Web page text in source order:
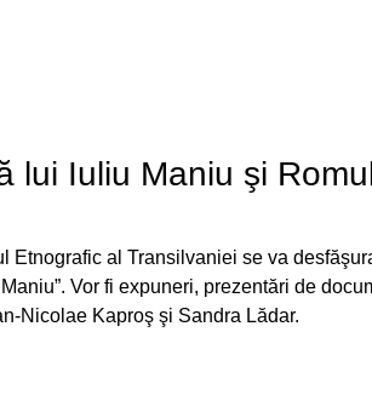
lui Iuliu Maniu şi
Etnografic al Transilvaniei se va
. Vor fi expuneri, prezentări de
Nicolae Kaproş şi Sandra Lădar.